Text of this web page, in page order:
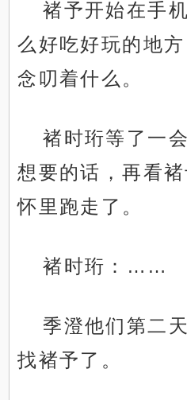
褚予开始在手
么好吃好玩的地
念叨着什么。
褚时珩等了一
想要的话，再看
怀里跑走了。
褚时珩：……
季澄他们第二
找褚予了。